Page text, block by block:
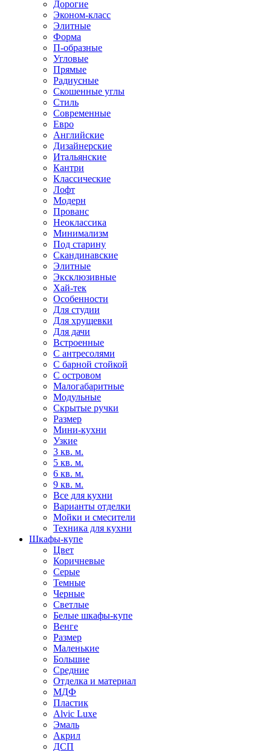
Дорогие
Эконом-класс
Элитные
Форма
П-образные
Угловые
Прямые
Радиусные
Скошенные углы
Стиль
Современные
Евро
Английские
Дизайнерские
Итальянские
Кантри
Классические
Лофт
Модерн
Прованс
Неоклассика
Минимализм
Под старину
Скандинавские
Элитные
Эксклюзивные
Хай-тек
Особенности
Для студии
Для хрущевки
Для дачи
Встроенные
С антресолями
С барной стойкой
С островом
Малогабаритные
Модульные
Скрытые ручки
Размер
Мини-кухни
Узкие
3 кв. м.
5 кв. м.
6 кв. м.
9 кв. м.
Все для кухни
Варианты отделки
Мойки и смесители
Техника для кухни
Шкафы-купе
Цвет
Коричневые
Серые
Темные
Черные
Светлые
Белые шкафы-купе
Венге
Размер
Маленькие
Большие
Средние
Отделка и материал
МДФ
Пластик
Alvic Luxe
Эмаль
Акрил
ДСП